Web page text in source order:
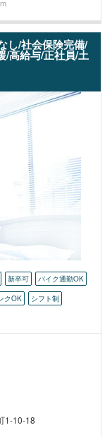
し/社会保険完備/
/高給与/正社員/土
新卒可
バイク通勤OK
クOK
シフト制
1-10-18